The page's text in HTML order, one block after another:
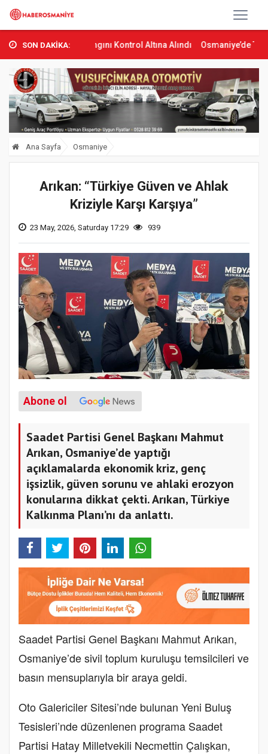
SON DAKİKA:
Orman Yangını Kontrol Altına Alındı Osmaniye’de Tren Çarpması:
Ana Sayfa Osmaniye
Arıkan: “Türkiye Güven ve Ahlak
Kriziyle Karşı Karşıya”
23 May, 2026, Saturday 17:29 939
Abone ol
Saadet Partisi Genel Başkanı Mahmut
Arıkan, Osmaniye’de yaptığı
açıklamalarda ekonomik kriz, genç
işsizlik, güven sorunu ve ahlaki erozyon
konularına dikkat çekti. Arıkan, Türkiye
Kalkınma Planı’nı da anlattı.
Saadet Partisi Genel Başkanı Mahmut Arıkan,
Osmaniye’de sivil toplum kuruluşu temsilcileri ve
basın mensuplarıyla bir araya geldi.
Oto Galericiler Sitesi’nde bulunan Yeni Buluş
Tesisleri’nde düzenlenen programa Saadet
Partisi Hatay Milletvekili Necmettin Çalışkan,